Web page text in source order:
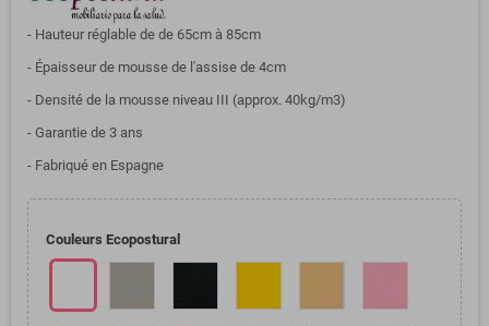
- Hauteur réglable de de 65cm à 85cm
- Épaisseur de mousse de l'assise de 4cm
- Densité de la mousse niveau III (approx. 40kg/m3)
- Garantie de 3 ans
- Fabriqué en Espagne
Couleurs Ecopostural